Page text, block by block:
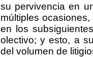
su pervivencia en
múltiples
en los
olectivo; y esto, a
del volumen de